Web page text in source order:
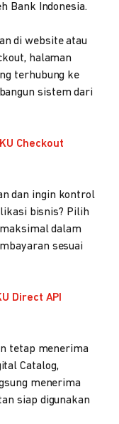
Bank Indonesia.
di website atau
halaman
terhubung ke
sistem dari
Checkout
dan ingin kontrol
bisnis? Pilih
dalam
sesuai
Direct API
tetap menerima
Catalog,
menerima
siap digunakan